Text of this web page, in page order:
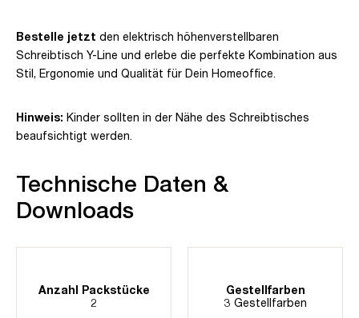
Bestelle jetzt den elektrisch höhenverstellbaren
Schreibtisch Y-Line und erlebe die perfekte Kombination aus
Stil, Ergonomie und Qualität für Dein Homeoffice.
Hinweis: Kinder sollten in der Nähe des Schreibtisches
beaufsichtigt werden.
Technische Daten &
Downloads
Anzahl Packstücke
2
Gestellfarben
3 Gestellfarben